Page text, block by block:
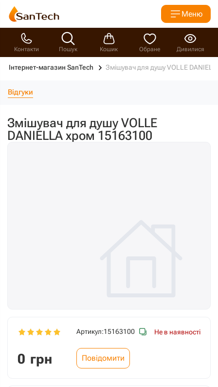
Меню
Контакти Пошук Кошик Обране Дивилися
Інтернет-магазин SanTech Змішувач для душу VOLLE
Відгуки
Змішувач для душу VOLLE
DANIELLA хром 15163100
Артикул:15163100 Не в наявності
0 грн Повідомити